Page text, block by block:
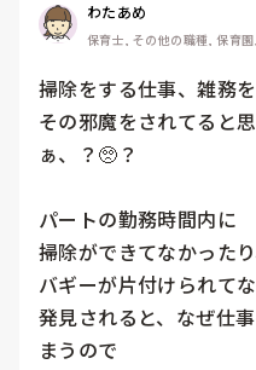
わたあめ
保育士, その他の職種, 保育
掃除をする仕事、雑務
その邪魔をされてると
ぁ、？🥺？
パートの勤務時間内に
掃除ができてなかったり
バギーが片付けられて
発見されると、なぜ仕
まうので